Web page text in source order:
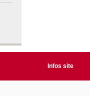
Infos site